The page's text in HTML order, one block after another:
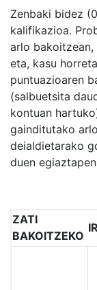
Zenbaki bidez
kalifikazioa.
arlo
eta, kasu
puntuazioaren
(salbuetsita
kontuan
gainditutako
deialdietarako
duen
ZATI
BAKOITZEKO